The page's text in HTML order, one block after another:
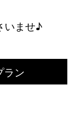
いませ♪
ラン